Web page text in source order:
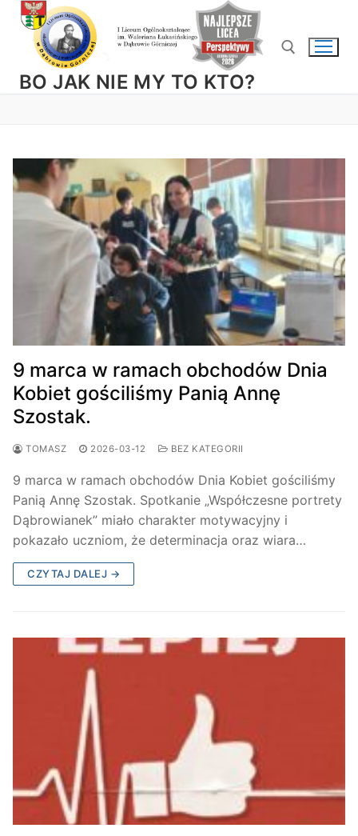
Przejdź
BO JAK NIE MY TO KTO?
9 marca w ramach obchodów Dnia
Kobiet gościliśmy Panią Annę
Szostak.
TOMASZ 2026-03-12 BEZ KATEGORII
9 marca w ramach obchodów Dnia Kobiet gościliśmy
Panią Annę Szostak. Spotkanie „Współczesne portrety
Dąbrowianek” miało charakter motywacyjny i
pokazało uczniom, że determinacja oraz wiara…
CZYTAJ DALEJ →